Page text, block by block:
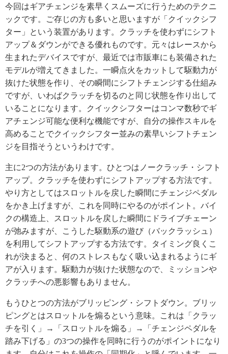
今回はギアチェンジを素早くスムーズに行うためのテクニ
ックです。ご存じの方も多いと思いますが「クイックシフ
ター」という装置があります。クラッチを使わずにシフト
アップ＆ダウンができる優れものです。元々はレースから
生まれたデバイスですが、最近では市販車にも装備された
モデルが増えてきました。一瞬点火をカットして駆動力が
抜けた状態を作り、その瞬間にシフトチェンジする仕組み
ですが、いわばクラッチを切るのと同じ状態を作り出して
いることになります。クイックシフターはコンマ数秒でギ
アチェンジ可能な便利な機能ですが、自分の操作スキルを
高めることでクイックシフター並みの素早いシフトチェン
ジを目指そうというわけです。
主に2つの方法があります。ひとつはノークラッチ・シフト
アップ。クラッチを使わずにシフトアップする方法です。
やり方としてはスロットルを戻した瞬間にチェンジペダル
をかき上げますが、これを同時にやるのがポイント。バイ
クの構造上、スロットルを戻した瞬間にドライブチェーン
が弛みますが、こうした駆動系の遊び（バックラッシュ）
を利用してシフトアップする方法です。タイミング良くこ
れが決まると、何のストレスもなく吸い込まれるようにギ
アが入ります。駆動力が抜けた状態なので、ミッションや
クラッチへの悪影響もありません。
もうひとつの方法がブリッピング・シフトダウン。ブリッ
ピングとはスロットルを煽るという意味。これは「クラッ
チを引く」→「スロットルを煽る」→「チェンジペダルを
踏み下げる」の3つの操作を同時に行うのがポイントになり